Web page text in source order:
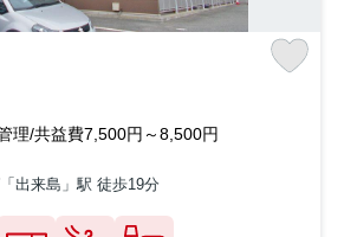
理/共益費7,500円～8,500円
出来島」駅 徒歩19分